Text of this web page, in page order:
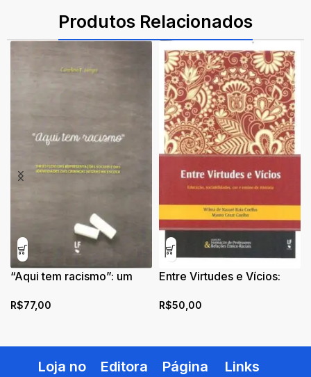
Produtos Relacionados
“Aqui tem racismo”: um
representações sociais e
R$77,00
Entre Virtudes e Vícios:
cor e ensino de História
R$50,00
Loja no
Editora Página Links